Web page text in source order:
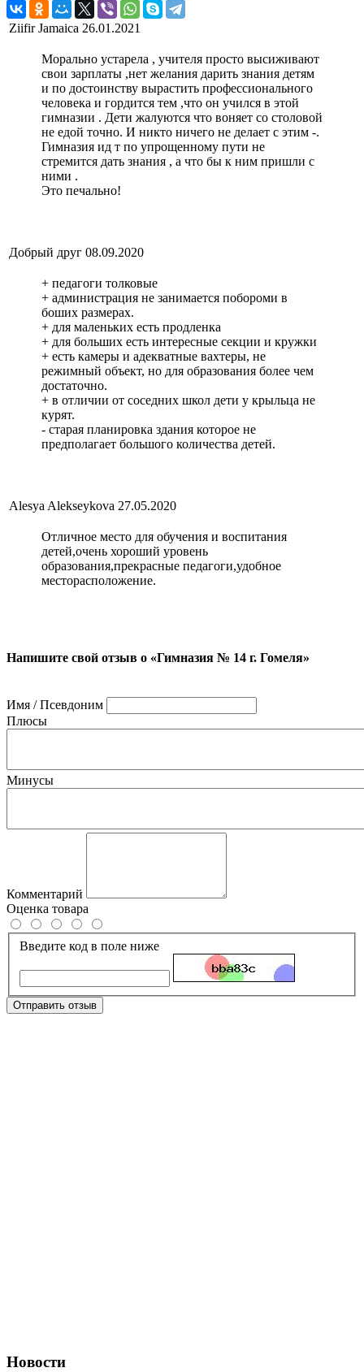
Ziifir Jamaica 26.01.2021
Морально устарела , учителя просто высиживают
свои зарплаты ,нет желания дарить знания детям
и по достоинству вырастить профессионального
человека и гордится тем ,что он учился в этой
гимназии . Дети жалуются что воняет со столовой
не едой точно. И никто ничего не делает с этим -.
Гимназия ид т по упрощенному пути не
стремится дать знания , а что бы к ним пришли с
ними .
Это печально!
Добрый друг 08.09.2020
+ педагоги толковые
+ администрация не занимается побороми в
боших размерах.
+ для маленьких есть продленка
+ для больших есть интересные секции и кружки
+ есть камеры и адекватные вахтеры, не
режимный объект, но для образования более чем
достаточно.
+ в отличии от соседних школ дети у крыльца не
курят.
- старая планировка здания которое не
предполагает большого количества детей.
Alesya Alekseykova 27.05.2020
Отличное место для обучения и воспитания
детей,очень хороший уровень
образования,прекрасные педагоги,удобное
месторасположение.
Напишите свой отзыв о «Гимназия № 14 г. Гомеля»
Имя / Псевдоним
Плюсы
Минусы
Комментарий
Оценка товара
Введите код в поле ниже
Отправить отзыв
Новости